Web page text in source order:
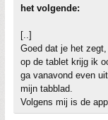
het volgende:
[..]
Goed dat je het
op de tablet krijg ik
ga vanavond even
mijn tabblad.
Volgens mij is de